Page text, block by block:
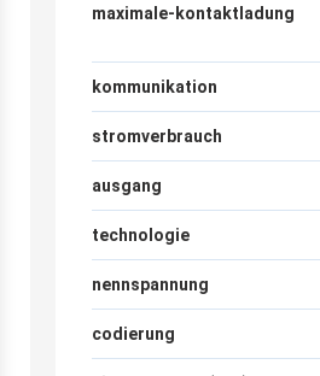
maximale-kontaktladung
kommunikation
stromverbrauch
ausgang
technologie
nennspannung
codierung